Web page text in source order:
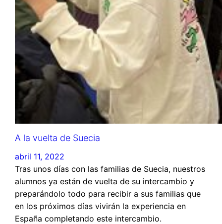
A la vuelta de Suecia
abril 11, 2022
Tras unos días con las familias de Suecia, nuestros
alumnos ya están de vuelta de su intercambio y
preparándolo todo para recibir a sus familias que
en los próximos días vivirán la experiencia en
España completando este intercambio.